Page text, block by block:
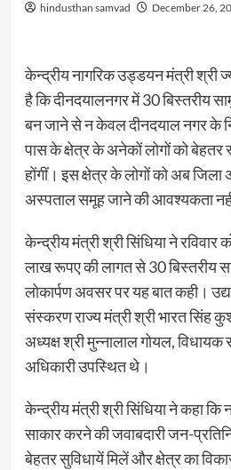
hindusthan samvad December 26,
केन्द्रीय नागरिक उड्डयन मंत्री श्री
है कि दीनदयालनगर में 30 बिस्तरीय
बन जाने से न केवल दीनदयाल नगर के
पास के क्षेत्र के अनेकों लोगों को बेहतर
होंगीं। इस क्षेत्र के लोगों को अब
अस्पताल समूह जाने की आवश्यकता
केन्द्रीय मंत्री श्री सिंधिया ने
लाख रूपए की लागत से 30 बिस्तरीय
लोकार्पण अवसर पर यह बात कही।
संस्करण राज्य मंत्री श्री भारत सिंह
अध्यक्ष श्री मुन्नालाल गोयल,
अधिकारी उपस्थित थे।
केन्द्रीय मंत्री श्री सिंधिया ने कहा कि
साकार करने की जवाबदारी जन-
बेहतर सुविधायें मिलें और क्षेत्र का